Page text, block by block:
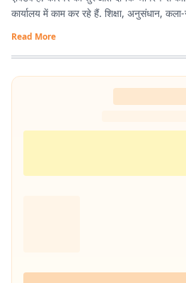
कार्यालय में काम कर रहे हैं. शिक्षा, अनुसंधान,
Read More